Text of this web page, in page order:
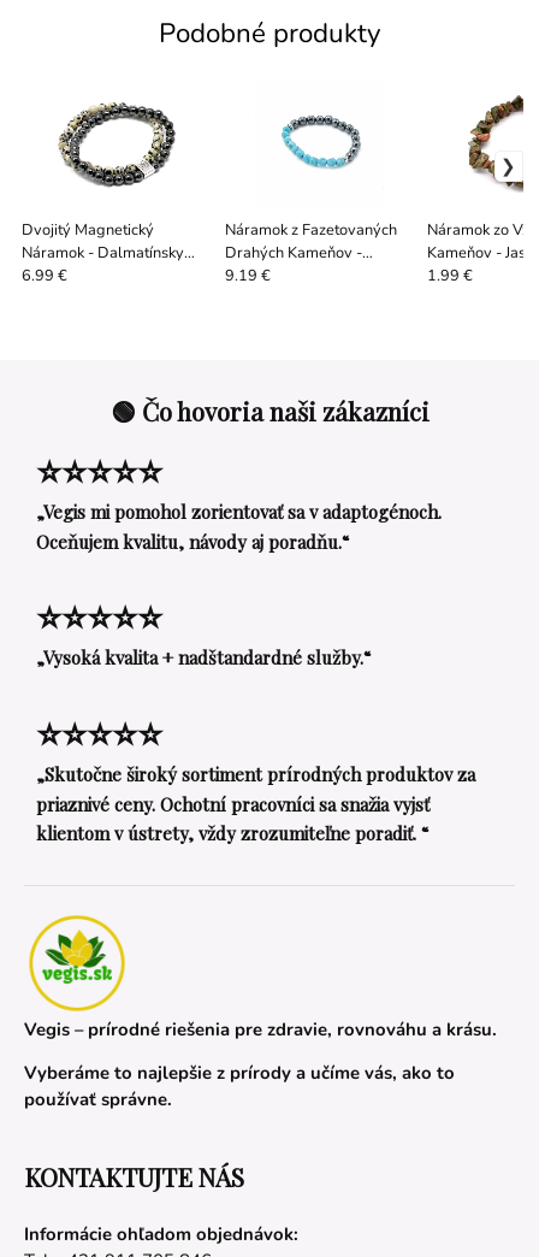
Podobné produkty
Dvojitý Magnetický
Náramok - Dalmatínsky
Jaspis
6.99 €
Náramok z Fazetovaných
Drahých Kameňov -
Magnetický Tyrkys
9.19 €
Náramok zo
Kameňov -
1.99 €
🟢 Čo hovoria naši zákazníci
⭐⭐⭐⭐⭐
„Vegis mi pomohol zorientovať sa v adaptogénoch.
Oceňujem kvalitu, návody aj poradňu.“
⭐⭐⭐⭐⭐
„Vysoká kvalita + nadštandardné služby.“
⭐⭐⭐⭐⭐
„Skutočne široký sortiment prírodných produktov za
priaznivé ceny. Ochotní pracovníci sa snažia vyjsť
klientom v ústrety, vždy zrozumiteľne poradiť. “
Vegis – prírodné riešenia pre zdravie, rovnováhu a krásu.
Vyberáme to najlepšie z prírody a učíme vás, ako to
používať správne.
KONTAKTUJTE NÁS
Informácie ohľadom objednávok: